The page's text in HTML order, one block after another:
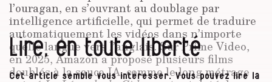
l’ouragan, en s’ouvrant au doublage par
intelligence artificielle, qui permet de traduire
automatiquement les vidéos dans n’importe
quelle langue vers l’anglais. Sur Prime Video,
en 2025, Amazon a proposé plusieurs films
doublés à la sauce IA, comme le long métrage
Lire, en toute liberté
Cet article semble vous intéresser. Vous pouvez lire la